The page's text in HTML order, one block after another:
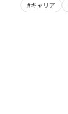
#キャリア